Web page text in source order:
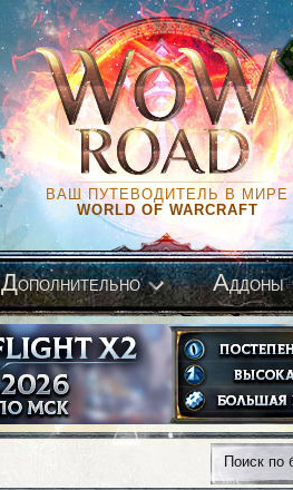
ВАШ ПУТЕВОДИТЕЛЬ В МИРЕ
WORLD OF WARCRAFT
Дополнительно Аддоны